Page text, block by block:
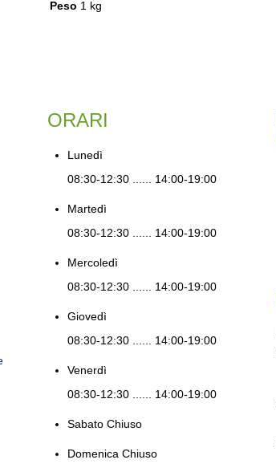
Peso 1 kg
ORARI
Lunedì
08:30-12:30 ...... 14:00-19:00
Martedì
08:30-12:30 ...... 14:00-19:00
Mercoledì
08:30-12:30 ...... 14:00-19:00
Giovedì
08:30-12:30 ...... 14:00-19:00
Venerdì
08:30-12:30 ...... 14:00-19:00
Sabato Chiuso
Domenica Chiuso